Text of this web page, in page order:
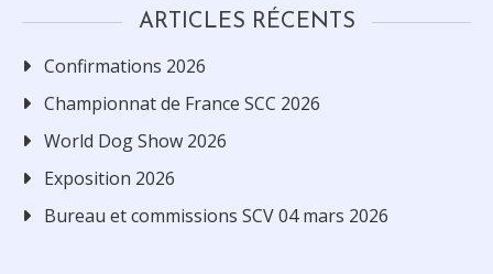
ARTICLES RÉCENTS
Confirmations 2026
Championnat de France SCC 2026
World Dog Show 2026
Exposition 2026
Bureau et commissions SCV 04 mars 2026